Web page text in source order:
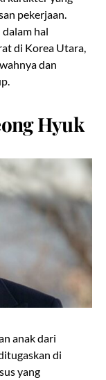
pekerjaan.
dalam hal
di Korea Utara,
dan
Hyuk
anak dari
di
yang